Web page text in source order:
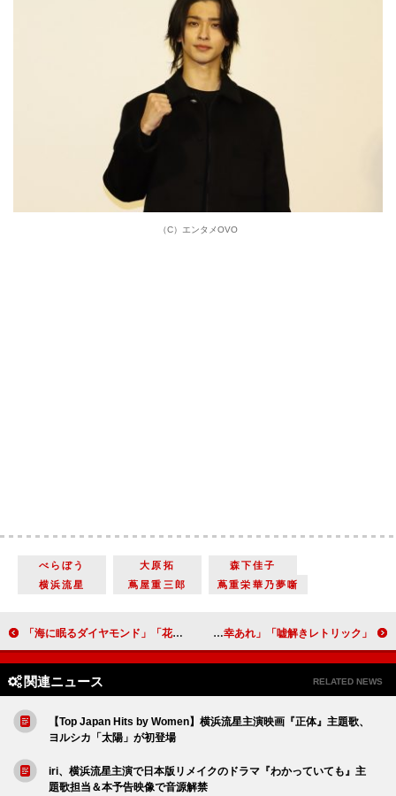
（C）エンタメOVO
べらぼう 大原拓
森下佳子
横浜流星
蔦屋重三郎 蔦重栄華乃夢噺
「海に眠るダイヤモンド」「花とギヤマンは最終話への布石？」「鉄平はリナと誠を守るために 朝子を諦めたってことなのかな」 「嘘解きレトリック」「祝探偵事務所に、九十九谷夜町のみんなに、左右馬と鹿乃子のうそに幸あれ」「この最高のコンビをまた見たい。住民のみんなも」
関連ニュース RELATED NEWS
【Top Japan Hits by Women】横浜流星主演映画『正体』主題歌、
ヨルシカ「太陽」が初登場
iri、横浜流星主演で日本版リメイクのドラマ『わかっていても』主
題歌担当＆本予告映像で音源解禁